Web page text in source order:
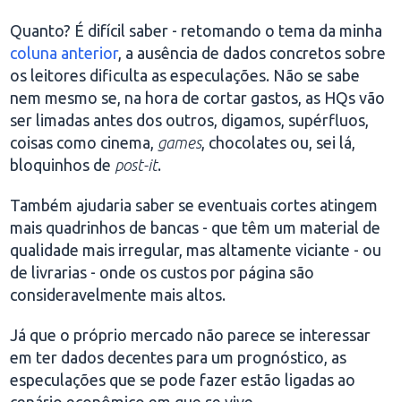
Quanto? É difícil saber - retomando o tema da minha
coluna anterior, a ausência de dados concretos sobre
os leitores dificulta as especulações. Não se sabe
nem mesmo se, na hora de cortar gastos, as HQs vão
ser limadas antes dos outros, digamos, supérfluos,
coisas como cinema, games, chocolates ou, sei lá,
bloquinhos de post-it.
Também ajudaria saber se eventuais cortes atingem
mais quadrinhos de bancas - que têm um material de
qualidade mais irregular, mas altamente viciante - ou
de livrarias - onde os custos por página são
consideravelmente mais altos.
Já que o próprio mercado não parece se interessar
em ter dados decentes para um prognóstico, as
especulações que se pode fazer estão ligadas ao